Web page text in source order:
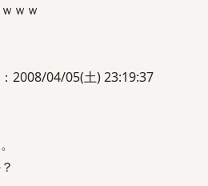
ｗｗ
2008/04/05(土) 23:19:37